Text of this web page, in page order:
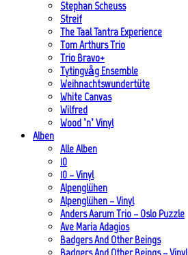
Stephan Scheuss
Streif
The Taal Tantra Experience
Tom Arthurs Trio
Trio Bravo+
Tytingvåg Ensemble
Weihnachtswundertüte
White Canvas
Wilfred
Wood ’n’ Vinyl
Alben
Alle Alben
10
10 – Vinyl
Alpenglühen
Alpenglühen – Vinyl
Anders Aarum Trio – Oslo Puzzle
Ave Maria Adagios
Badgers And Other Beings